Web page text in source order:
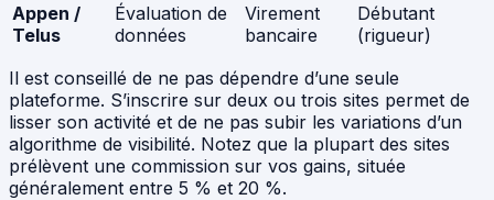
Appen /
Telus
Évaluation de
données
Virement
bancaire
Débutant
(rigueur)
Il est conseillé de ne pas dépendre d’une seule
plateforme. S’inscrire sur deux ou trois sites permet de
lisser son activité et de ne pas subir les variations d’un
algorithme de visibilité. Notez que la plupart des sites
prélèvent une commission sur vos gains, située
généralement entre 5 % et 20 %.